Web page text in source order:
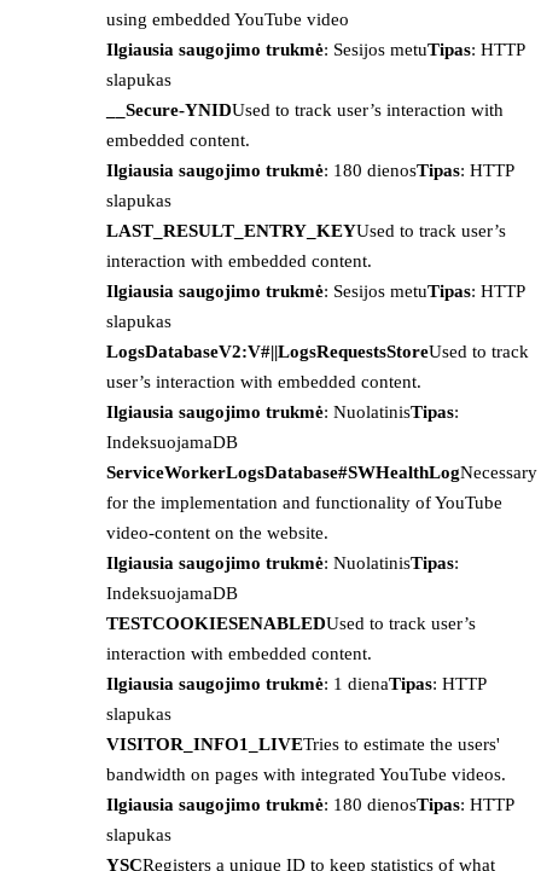
using embedded YouTube video
Ilgiausia saugojimo trukmė: Sesijos metuTipas: HTTP
slapukas
__Secure-YNIDUsed to track user’s interaction with
embedded content.
Ilgiausia saugojimo trukmė: 180 dienosTipas: HTTP
slapukas
LAST_RESULT_ENTRY_KEYUsed to track user’s
interaction with embedded content.
Ilgiausia saugojimo trukmė: Sesijos metuTipas: HTTP
slapukas
LogsDatabaseV2:V#||LogsRequestsStoreUsed to track
user’s interaction with embedded content.
Ilgiausia saugojimo trukmė: NuolatinisTipas:
IndeksuojamaDB
ServiceWorkerLogsDatabase#SWHealthLogNecessary
for the implementation and functionality of YouTube
video-content on the website.
Ilgiausia saugojimo trukmė: NuolatinisTipas:
IndeksuojamaDB
TESTCOOKIESENABLEDUsed to track user’s
interaction with embedded content.
Ilgiausia saugojimo trukmė: 1 dienaTipas: HTTP
slapukas
VISITOR_INFO1_LIVETries to estimate the users'
bandwidth on pages with integrated YouTube videos.
Ilgiausia saugojimo trukmė: 180 dienosTipas: HTTP
slapukas
YSCRegisters a unique ID to keep statistics of what